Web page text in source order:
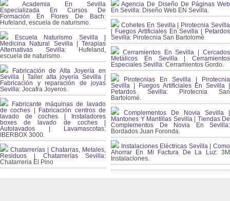
Academia En Sevilla
Especializada En Cursos De
Formación En Flores De Bach:
Hufeland, escuela de naturismo.
Escuela Naturismo Sevilla |
Medicina Natural Sevilla | Terapias
Alternativas Sevilla: Hufeland,
escuela de naturismo.
Fabricación de Alta Joyería en
Sevilla | Taller alta joyería Sevilla |
Fabricación y reparación de joyas
Sevilla: Jocafra Joyeros.
Fabricante máquinas de lavado
de coches | Fabricación centros de
lavado de coches | Instaladores
boxes de lavado de coches |
Autolavados | Lavamascotas:
IBERBOX 3000.
Chatarrerías | Chatarras, Metales,
Residuos | Chatarrerías Sevilla:
Chatarreria El Pino
Agencia De Diseño De Páginas Web
En Sevilla: Diseño Web EN Sevilla.
Cohetes En Sevilla | Pirotecnia Sevilla
| Fuegos Artificiales En Sevilla | Petardos
Sevilla: Pirotecnia San Bartolomé.
Cerramientos En Sevilla | Cercados
Metálicos En Sevilla | Cerramientos
Especiales Sevilla: Cerramientos Gordo.
Pirotecnias En Sevilla | Pirotecnia
Sevilla | Fuegos Artificiales En Sevilla |
Petardos Sevilla: Pirotecnia San
Bartolomé.
Complementos De Novia Sevilla |
Mantones Y Mantillas Sevilla | Tiendas De
Complementos De Novia En Sevilla:
Bordados Juan Foronda.
Instalaciones Eléctricas Sevilla | Como
Ahorrar En Mi Factura De La Luz:3M
Instalaciones.